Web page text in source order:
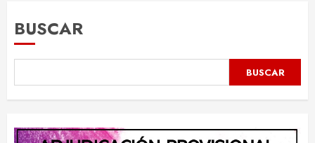
BUSCAR
BUSCAR